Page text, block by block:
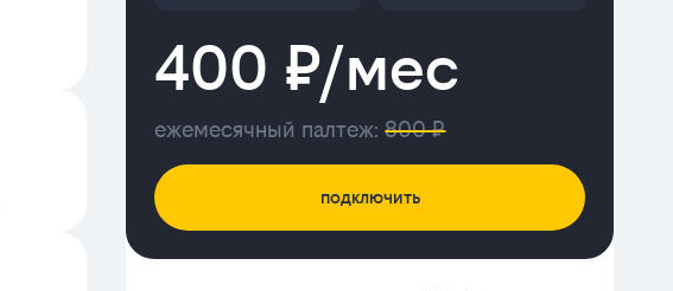
400 ₽/мес
ежемесячный палтеж:800 ₽
подключить